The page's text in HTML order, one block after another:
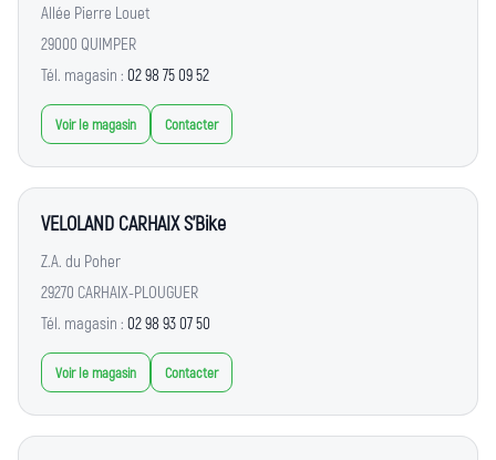
Allée Pierre Louet
29000 QUIMPER
Tél. magasin : 02 98 75 09 52
Voir le magasin Contacter
VELOLAND CARHAIX S'Bike
Z.A. du Poher
29270 CARHAIX-PLOUGUER
Tél. magasin : 02 98 93 07 50
Voir le magasin Contacter